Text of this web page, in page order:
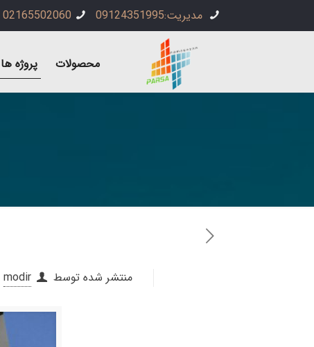
مدیریت:09124351995 02165502060
محصولات پروژه ها
منتشر شده توسط modir